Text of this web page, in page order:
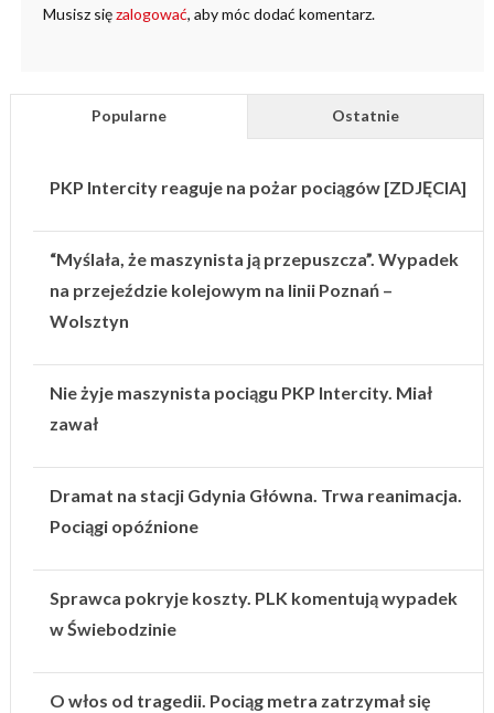
Musisz sięzalogować, aby móc dodać komentarz.
Popularne Ostatnie
PKP Intercity reaguje na pożar pociągów [ZDJĘCIA]
“Myślała, że maszynista ją przepuszcza”. Wypadek
na przejeździe kolejowym na linii Poznań –
Wolsztyn
Nie żyje maszynista pociągu PKP Intercity. Miał
zawał
Dramat na stacji Gdynia Główna. Trwa reanimacja.
Pociągi opóźnione
Sprawca pokryje koszty. PLK komentują wypadek
w Świebodzinie
O włos od tragedii. Pociąg metra zatrzymał się